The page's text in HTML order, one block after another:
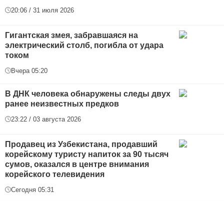
20:06 / 31 июля 2026
Гигантская змея, забравшаяся на
электрический столб, погибла от удара
током
Вчера 05:20
В ДНК человека обнаружены следы двух
ранее неизвестных предков
23:22 / 03 августа 2026
Продавец из Узбекистана, продавший
корейскому туристу напиток за 90 тысяч
сумов, оказался в центре внимания
корейского телевидения
Сегодня 05:31